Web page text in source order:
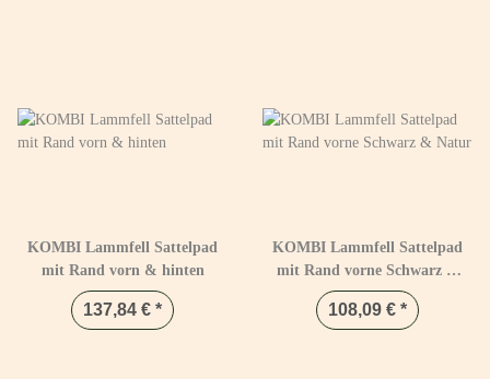
KOMBI Lammfell Sattelpad
mit Rand vorn & hinten
137,84 € *
KOMBI Lammfell Sattelpad
mit Rand vorne Schwarz &
Natur
108,09 € *